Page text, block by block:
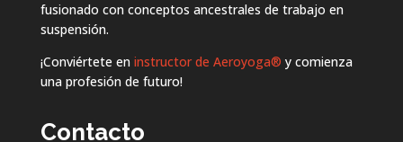
fusionado con conceptos ancestrales de trabajo en
suspensión.
¡Conviértete en instructor de Aeroyoga® y comienza
una profesión de futuro!
Contacto